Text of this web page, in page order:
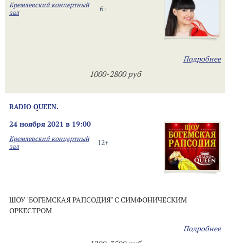
6+
Кремлевский концертный
зал
Подробнее
1000-2800 руб
RADIO QUEEN.
24 ноября 2021 в 19:00
12+
Кремлевский концертный
зал
ШОУ "БОГЕМСКАЯ РАПСОДИЯ" С СИМФОНИЧЕСКИМ
ОРКЕСТРОМ
Подробнее